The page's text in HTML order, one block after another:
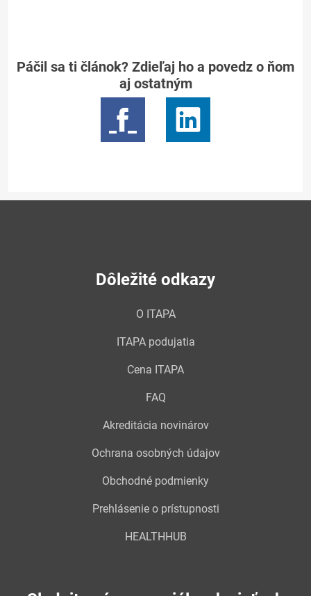
Páčil sa ti článok? Zdieľaj ho a povedz o ňom
aj ostatným
Dôležité odkazy
O ITAPA
ITAPA podujatia
Cena ITAPA
FAQ
Akreditácia novinárov
Ochrana osobných údajov
Obchodné podmienky
Prehlásenie o prístupnosti
HEALTHHUB